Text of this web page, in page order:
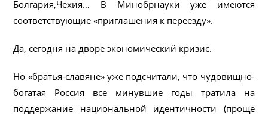
Болгария,Чехия… В Минобрнауки уже имеются
соответствующие «приглашения к переезду».
Да, сегодня на дворе экономический кризис.
Но «братья-славяне» уже подсчитали, что чудовищно-
богатая Россия все минувшие годы тратила на
поддержание национальной идентичности (проще